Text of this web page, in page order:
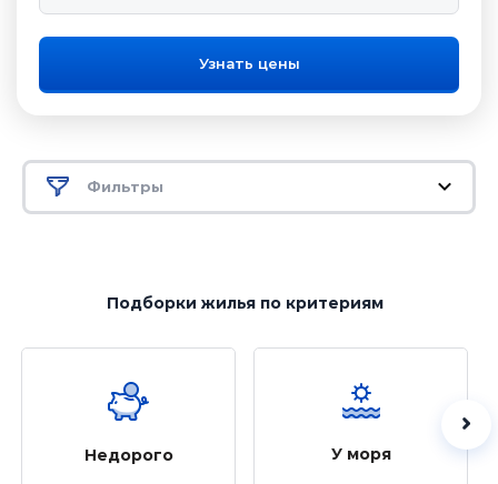
Узнать цены
Фильтры
Подборки жильяпо критериям
Недорого У моря